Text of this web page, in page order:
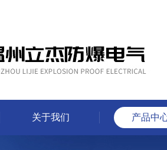
关于我们 产品中